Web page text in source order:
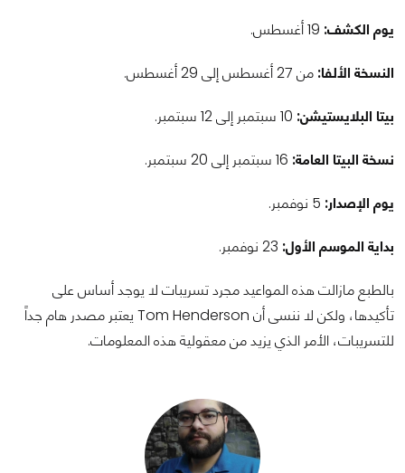
يوم الكشف:
النسخة الألفا: من 27 أغسطس إلى 29 أغسطس.
بيتا البلايستيشن:
نسخة البيتا العامة:
يوم الإصدار:
بداية الموسم الأول:
بالطبع مازالت هذه المواعيد مجرد تسريبات لا يوجد أساس على
تأكيدها، ولكن لا ننسى أن Tom Henderson يعتبر مصدر هام جداً
للتسريبات، الأمر الذي يزيد من معقولية هذه المعلومات.